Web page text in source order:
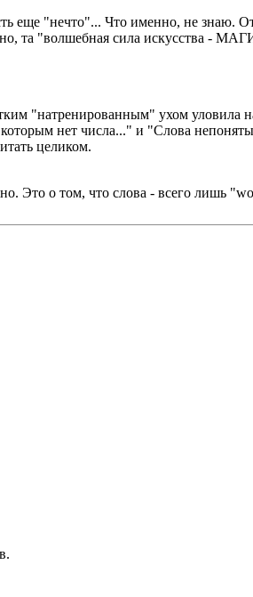
еще "нечто"... Что именно, не знаю.
та "волшебная сила искусства -
"натренированным" ухом уловила
нет числа..." и "Слова
целиком.
Это о том, что слова - всего лишь